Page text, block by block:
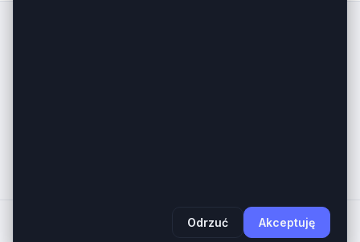
,AB Serwery
- Wszystkie
Linuksiarz.pl
Odrzuć Akceptuję